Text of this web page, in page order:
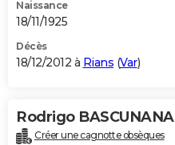
Naissance
18/11/1925
Décès
18/12/2012 à Rians (Var)
Rodrigo BASCUNANA
Créer une cagnotte obsèques